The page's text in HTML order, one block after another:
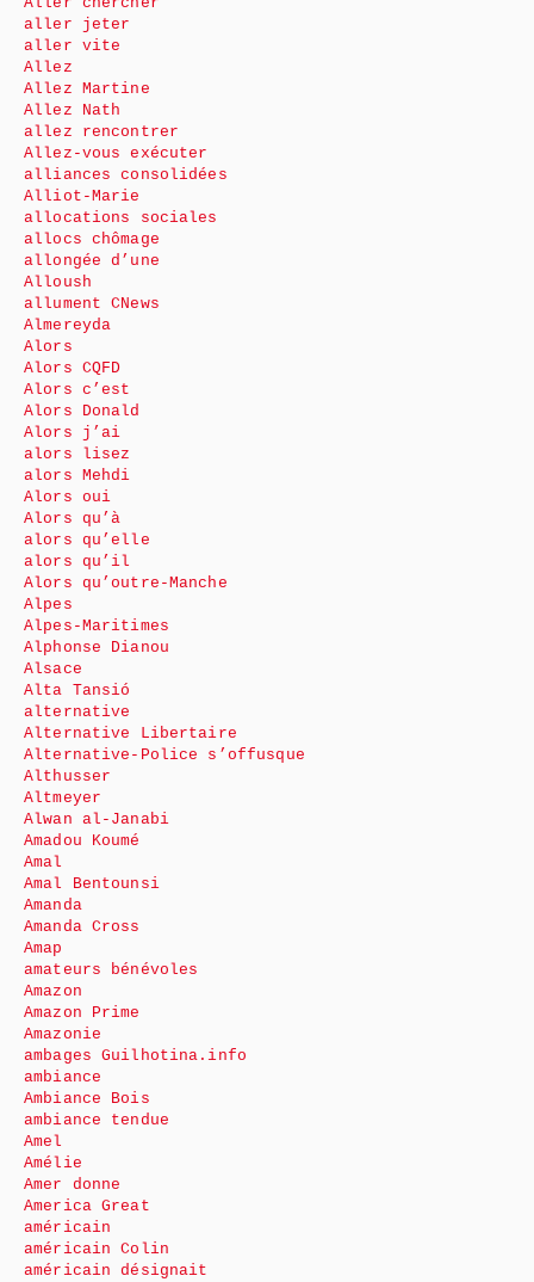
aller jeter
aller vite
Allez
Allez Martine
Allez Nath
allez rencontrer
Allez-vous exécuter
alliances consolidées
Alliot-Marie
allocations sociales
allocs chômage
allongée d’une
Alloush
allument CNews
Almereyda
Alors
Alors CQFD
Alors c’est
Alors Donald
Alors j’ai
alors lisez
alors Mehdi
Alors oui
Alors qu’à
alors qu’elle
alors qu’il
Alors qu’outre-Manche
Alpes
Alpes-Maritimes
Alphonse Dianou
Alsace
Alta Tansió
alternative
Alternative Libertaire
Alternative-Police s’offusque
Althusser
Altmeyer
Alwan al-Janabi
Amadou Koumé
Amal
Amal Bentounsi
Amanda
Amanda Cross
Amap
amateurs bénévoles
Amazon
Amazon Prime
Amazonie
ambages Guilhotina.info
ambiance
Ambiance Bois
ambiance tendue
Amel
Amélie
Amer donne
America Great
américain
américain Colin
américain désignait